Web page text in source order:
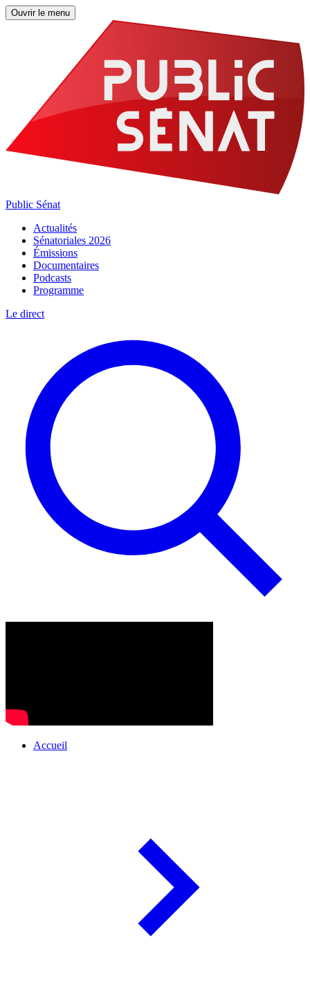
Ouvrir le menu
Public Sénat
Actualités
Sénatoriales 2026
Émissions
Documentaires
Podcasts
Programme
Le direct
Accueil